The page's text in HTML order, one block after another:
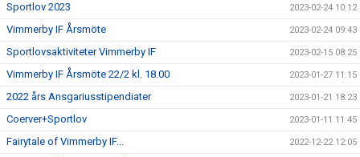
Sportlov 2023 2023-02-24 10:12
Vimmerby IF Årsmöte 2023-02-24 09:43
Sportlovsaktiviteter Vimmerby IF 2023-02-15 08:25
Vimmerby IF Årsmöte 22/2 kl. 18.00 2023-01-27 11:15
2022 års Ansgariusstipendiater 2023-01-21 18:23
Coerver+Sportlov 2023-01-11 11:45
Fairytale of Vimmerby IF... 2022-12-22 12:05